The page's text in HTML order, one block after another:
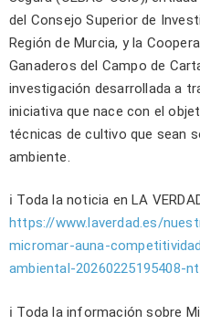
del Consejo Superior de
Región de Murcia, y la
Ganaderos del Campo de
investigación desarrollada a
iniciativa que nace con el
técnicas de cultivo que sean
ambiente.
ℹ️ Toda la noticia en LA
https://www.laverdad.es/
micromar-auna-
ambiental-20260225195408-
ℹ️ Toda la información sobre